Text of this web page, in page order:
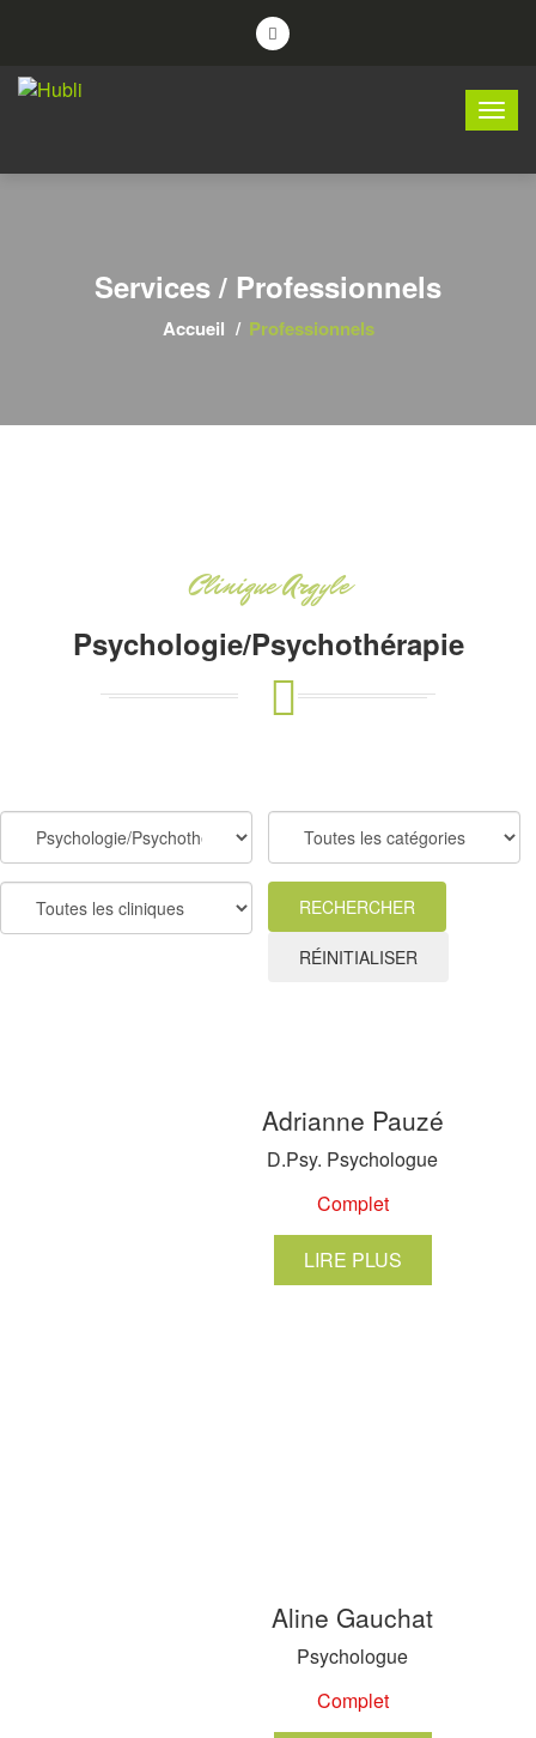
Services / Professionnels
Accueil Professionnels
Clinique Argyle
Psychologie/Psychothérapie
Adrianne Pauzé
D.Psy. Psychologue
Complet
LIRE PLUS
Aline Gauchat
Psychologue
Complet